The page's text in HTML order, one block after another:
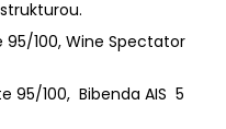
100, Wine Spectator
95/100, Bibenda AIS 5